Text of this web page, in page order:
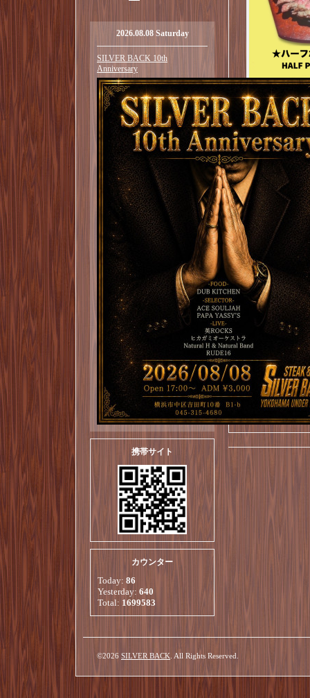
胸最長筋
は細やか
サシが入り
★ハーフポ
US規格肩
～トッピ
・スタン
・グレービ
・もみじお
・自家製食
・ライス
2026.08.08 Saturday
SILVER BACK 10th
Anniversary
携帯サイト
カウンター
Today: 86
Yesterday: 640
Total: 1699583
©2026 SILVER BACK . All Rights Reserved.